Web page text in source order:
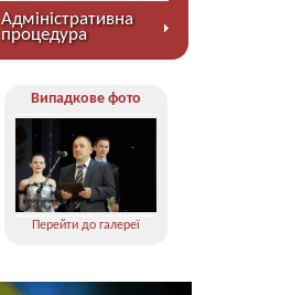
Адміністративна
процедура
Випадкове фото
Перейти до галереї